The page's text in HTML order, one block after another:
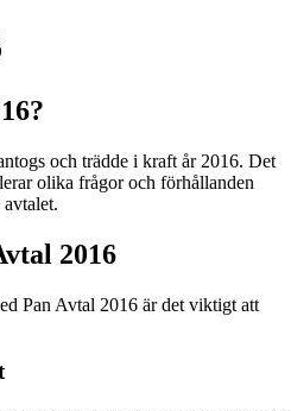
och trädde i kraft år 2016. Det
olika frågor och förhållanden
2016
Pan Avtal 2016 är det viktigt att